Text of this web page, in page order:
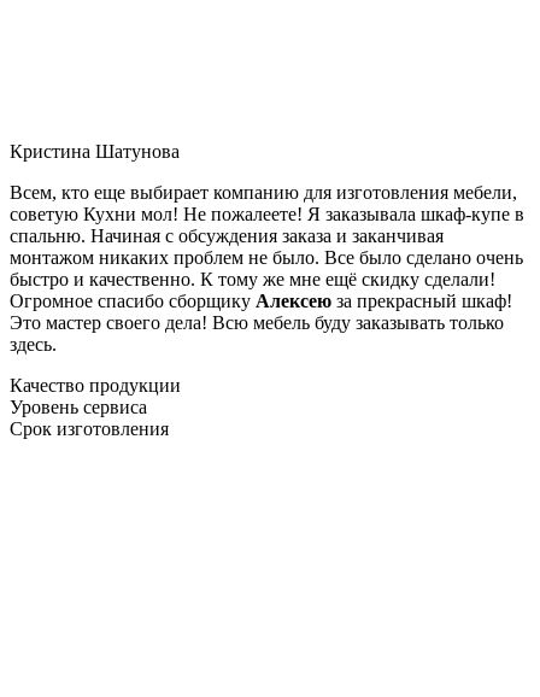
Кристина Шатунова
Всем, кто еще выбирает компанию для изготовления мебели,
советую Кухни мол! Не пожалеете! Я заказывала шкаф-купе в
спальню. Начиная с обсуждения заказа и заканчивая
монтажом никаких проблем не было. Все было сделано очень
быстро и качественно. К тому же мне ещё скидку сделали!
Огромное спасибо сборщику Алексею за прекрасный шкаф!
Это мастер своего дела! Всю мебель буду заказывать только
здесь.
Качество продукции
Уровень сервиса
Срок изготовления